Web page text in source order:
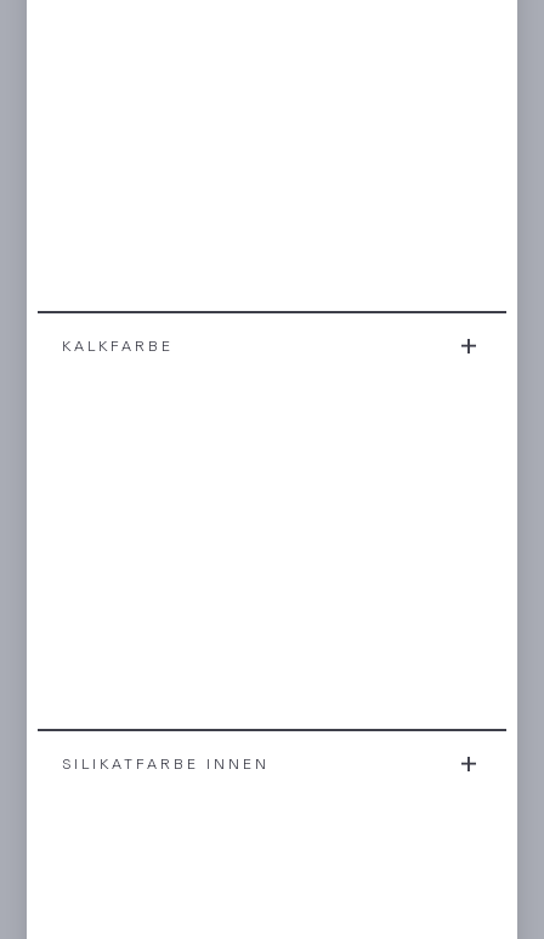
KALKFARBE
SILIKATFARBE INNEN